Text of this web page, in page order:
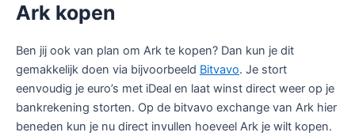
Ark kopen
Ben jij ook van plan om Ark te kopen? Dan kun je dit
gemakkelijk doen via bijvoorbeeld Bitvavo. Je stort
eenvoudig je euro’s met iDeal en laat winst direct weer op je
bankrekening storten. Op de bitvavo exchange van Ark hier
beneden kun je nu direct invullen hoeveel Ark je wilt kopen.